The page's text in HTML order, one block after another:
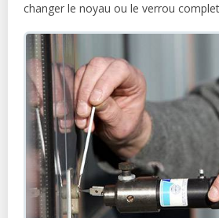
changer le noyau ou le verrou